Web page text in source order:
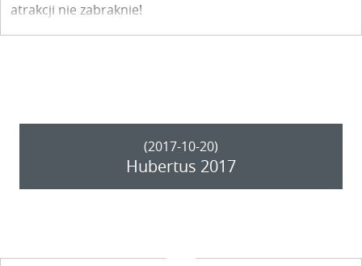
atrakcji nie zabraknie!
(2017-10-20)
Hubertus 2017